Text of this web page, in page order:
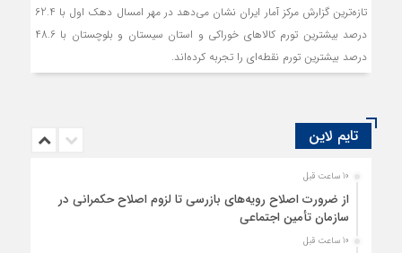
تازه‌ترین گزارش مرکز آمار ایران نشان می‌دهد در مهر امسال دهک اول با 62.4
درصد بیشترین تورم کالاهای خوراکی و استان سیستان و بلوچستان با 48.6
درصد بیشترین تورم نقطه‌ای را تجربه کرده‌اند.
تایم لاین
10 ساعت قبل
از ضرورت اصلاح رویه‌های بازرسی تا لزوم اصلاح حکمرانی در
سازمان تأمین اجتماعی
10 ساعت قبل